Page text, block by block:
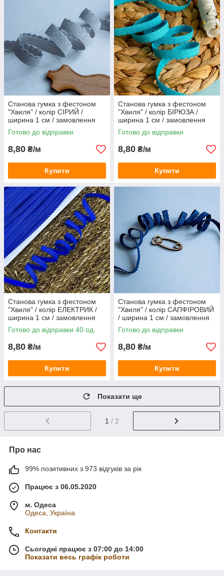
Станова гумка з фестоном
"Хвиля" / колір СІРИЙ /
ширина 1 см / замовлення
від 1 метра
Готово до відправки
8,80 ₴/м
Купити
Станова гумка з фестоном
"Хвиля" / колір БІРЮЗА /
ширина 1 см / замовлення
від 1 метра
Готово до відправки
8,80 ₴/м
Купити
Станова гумка з фестоном
"Хвиля" / колір ЕЛЕКТРИК /
ширина 1 см / замовлення
від 1 метра
Готово до відправки 40 од.
8,80 ₴/м
Купити
Станова гумка з фестоном
"Хвиля" / колір САПФІРОВИЙ
/ ширина 1 см / замовлення
від 1 метра
Готово до відправки
8,80 ₴/м
Купити
Показати ще
1 / 2
Про нас
99% позитивних з 973 відгуків за рік
Працює з 06.05.2020
м. Одеса
Одеса, Україна
Контакти
Сьогодні працює з 07:00 до 14:00
Показати весь графік роботи